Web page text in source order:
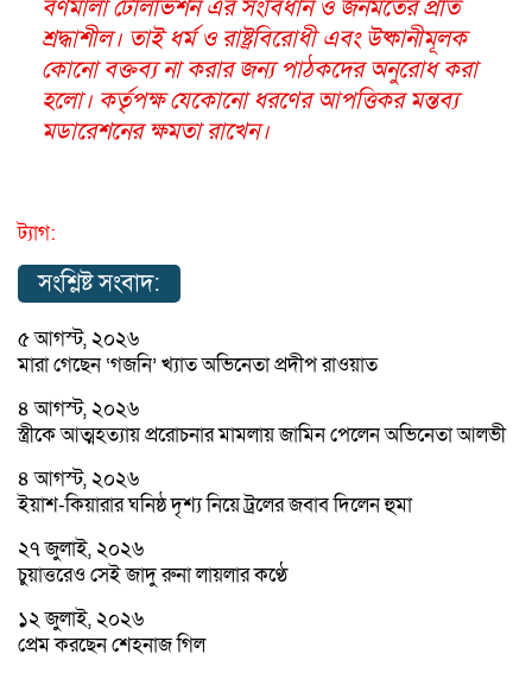
বর্ণমালা টেলিভিশন এর সংবিধান ও জনমতের প্রতি
শ্রদ্ধাশীল। তাই ধর্ম ও রাষ্ট্রবিরোধী এবং উষ্কানীমূলক
কোনো বক্তব্য না করার জন্য পাঠকদের অনুরোধ করা
হলো। কর্তৃপক্ষ যেকোনো ধরণের আপত্তিকর মন্তব্য
মডারেশনের ক্ষমতা রাখেন।
ট্যাগ:
সংশ্লিষ্ট সংবাদ:
৫ আগস্ট, ২০২৬
মারা গেছেন ‘গজনি’ খ্যাত অভিনেতা প্রদীপ রাওয়াত
৪ আগস্ট, ২০২৬
স্ত্রীকে আত্মহত্যায় প্ররোচনার মামলায় জামিন পেলেন অভিনেতা আলভী
৪ আগস্ট, ২০২৬
ইয়াশ-কিয়ারার ঘনিষ্ঠ দৃশ্য নিয়ে ট্রলের জবাব দিলেন হুমা
২৭ জুলাই, ২০২৬
চুয়াত্তরেও সেই জাদু রুনা লায়লার কণ্ঠে
১২ জুলাই, ২০২৬
প্রেম করছেন শেহনাজ গিল